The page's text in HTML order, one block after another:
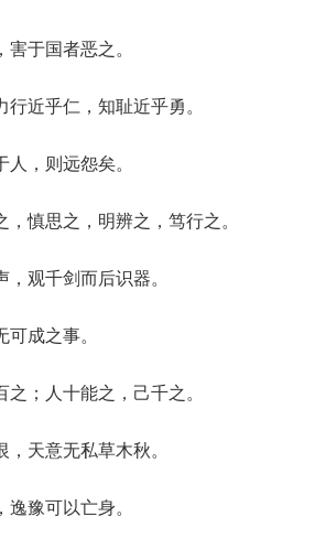
于国者恶之。
近乎仁，知耻近乎勇。
，则远怨矣。
慎思之，明辨之，笃行之。
观千剑而后识器。
成之事。
；人十能之，己千之。
天意无私草木秋。
豫可以亡身。